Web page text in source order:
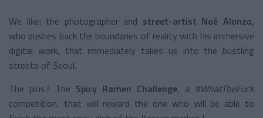
We like: the photographer and street-artist Noé Alonzo,
who pushes back the boundaries of reality with his immersive
digital work, that immediately takes us into the bustling
streets of Seoul.
The plus? The Spicy Ramen Challenge, a #WhatTheFuck
competition, that will reward the one who will be able to